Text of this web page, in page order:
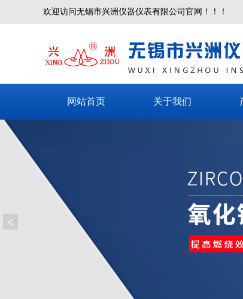
欢迎访问无锡市兴洲仪器仪表有限公司官网！！！
网站首页 关于我们
<